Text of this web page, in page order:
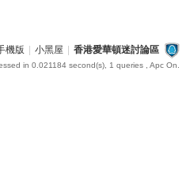
機版 小黑屋 香港愛華頓迷討論區
in 0.021184 second(s), 1 queries , Apc On.